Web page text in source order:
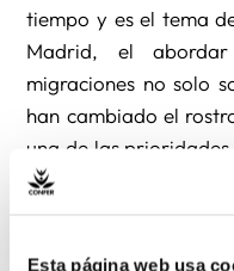
Esta página web usa
tiempo y es el tema
Madrid, el
migraciones no solo
han cambiado el
una de las